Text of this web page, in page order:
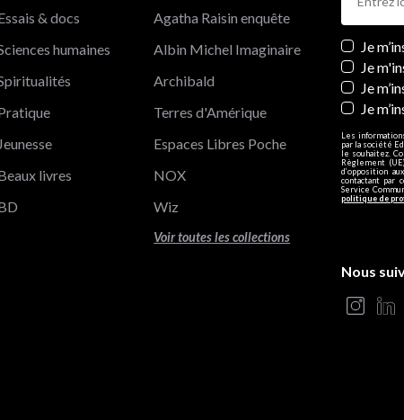
Je
Je
Je
Je
Les
par la société
le souhaitez.
Règlement
d’opposition
contactant par
Service
politique de
& docs
humaines
Jeunesse
livres
Agatha Raisin enquête
Albin Michel Imaginaire
Archibald
Terres d'Amérique
Espaces Libres Poche
NOX
Wiz
Voir toutes les collections
Nous